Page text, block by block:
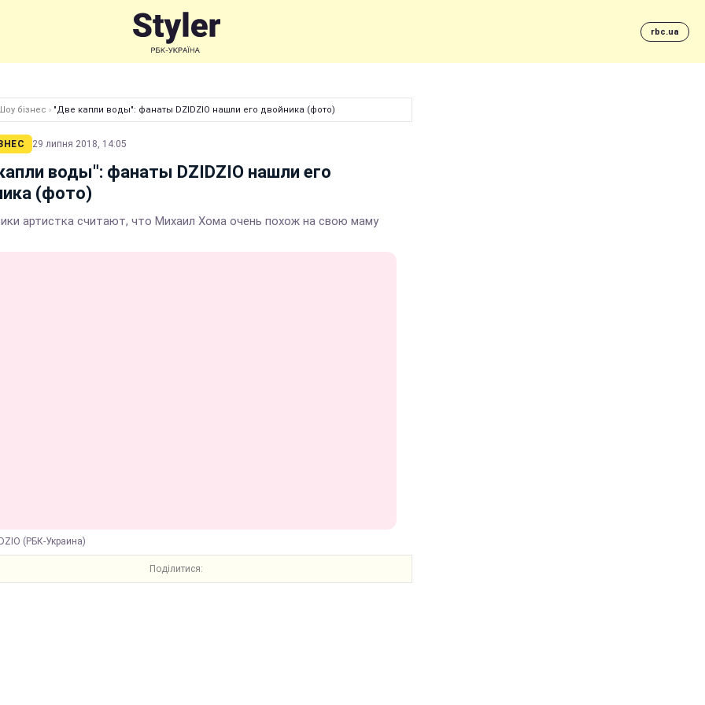
rbc.ua
бізнес › "Две капли воды": фанаты DZIDZIO нашли его двойника (фото)
29 липня 2018, 14:05
воды": фанаты DZIDZIO нашли его
(фото)
артистка считают, что Михаил Хома очень похож на свою маму
(РБК-Украина)
Поділитися: